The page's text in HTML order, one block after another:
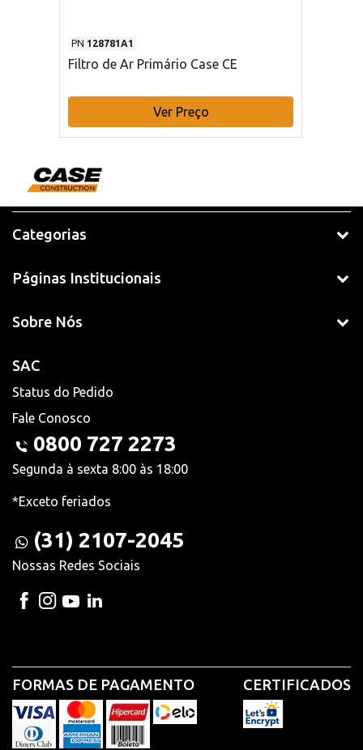
PN 128781A1
Filtro de Ar Primário Case CE
Ver Preço
Categorias
Páginas Institucionais
Sobre Nós
SAC
Status do Pedido
Fale Conosco
0800 727 2273
Segunda à sexta 8:00 às 18:00
*Exceto feriados
(31) 2107-2045
Nossas Redes Sociais
FORMAS DE PAGAMENTO CERTIFICADOS